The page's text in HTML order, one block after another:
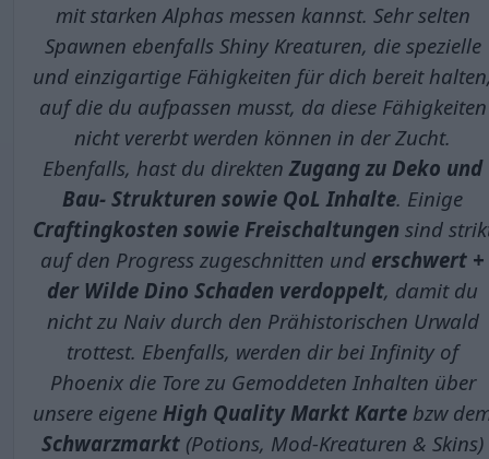
mit starken Alphas messen kannst. Sehr selten
Spawnen ebenfalls Shiny Kreaturen, die spezielle
und einzigartige Fähigkeiten für dich bereit
auf die du aufpassen musst, da diese Fähigkeiten
nicht vererbt werden können in der Zucht.
Ebenfalls, hast du direktenZugang zu Deko und
Bau- Strukturen sowie QoL Inhalte. Einige
Craftingkosten sowie Freischaltungen sind
auf den Progress zugeschnitten und erschwert +
der Wilde Dino Schaden verdoppelt, damit du
nicht zu Naiv durch den Prähistorischen Urwald
trottest. Ebenfalls, werden dir bei Infinity of
Phoenix die Tore zu Gemoddeten Inhalten über
unsere eigene High Quality Markt Karte bzw
Schwarzmarkt (Potions, Mod-Kreaturen & Skins)